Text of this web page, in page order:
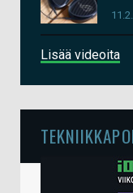
Lisää videoita